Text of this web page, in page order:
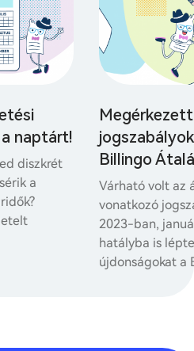
naptárt!
diszkrét
a
Billingo
Várható volt az
vonatkozó
2023-ban,
hatályba is
újdonságokat a